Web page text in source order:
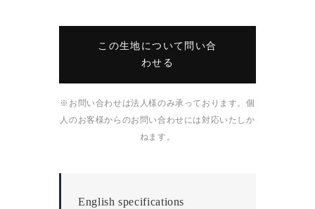
この生地について問い合
わせる
※お問い合わせは法人様のみ承っております。個
人のお客様からのお問い合わせには対応いたしか
ねます。
English specifications